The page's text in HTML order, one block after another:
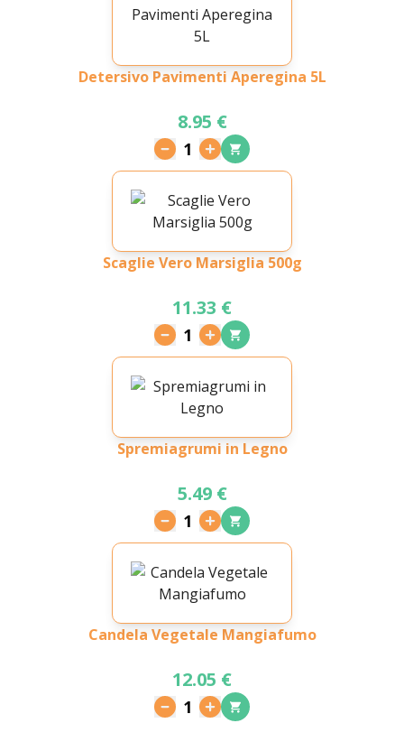
Detersivo Pavimenti Aperegina 5L
8.95 €
1
Scaglie Vero Marsiglia 500g
11.33 €
1
Spremiagrumi in Legno
5.49 €
1
Candela Vegetale Mangiafumo
12.05 €
1